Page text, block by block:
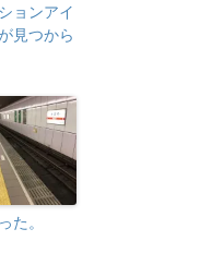
ョンアイ
見つから
た。